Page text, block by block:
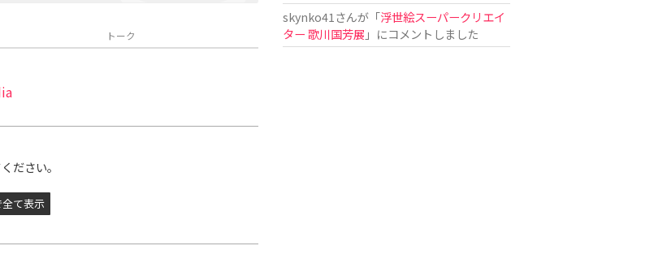
トーク
ださい。
て表示
skynko41 さんが「浮世絵スーパークリエイ
ター 歌川国芳展 」にコメントしました